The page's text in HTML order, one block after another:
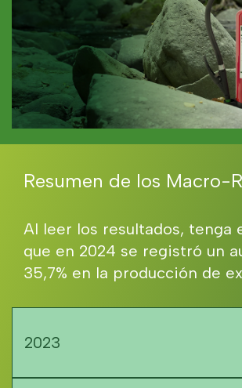
Resumen de los Macro-
Al leer los resultados, tenga
que en 2024 se registró un
35,7% en la producción de
2023